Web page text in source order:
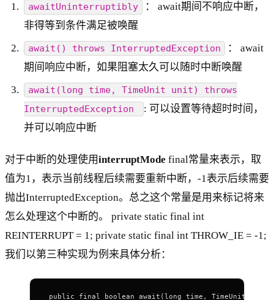
awaitUninterruptibly
： await期间不响应中断，
非得等到条件满足被唤醒
await() throws InterruptedException
： await
期间响应中断，如果阻塞太久可以随时中断唤醒
await(long time, TimeUnit unit) throws
InterruptedException
: 可以设置等待超时时间，
并可以响应中断
对于中断的处理使用interruptMode final常量来表示，取
值为1，表示当前线程后续需要重新中断，-1表示后续需要
抛出InterruptedException。总之这个常量是用来标记将来
怎么处理这个中断的。 private static final int
REINTERRUPT = 1; private static final int THROW_IE = -1;
我们以第三种实现为例来具体分析：
public final boolean await(long time, TimeUnit unit)